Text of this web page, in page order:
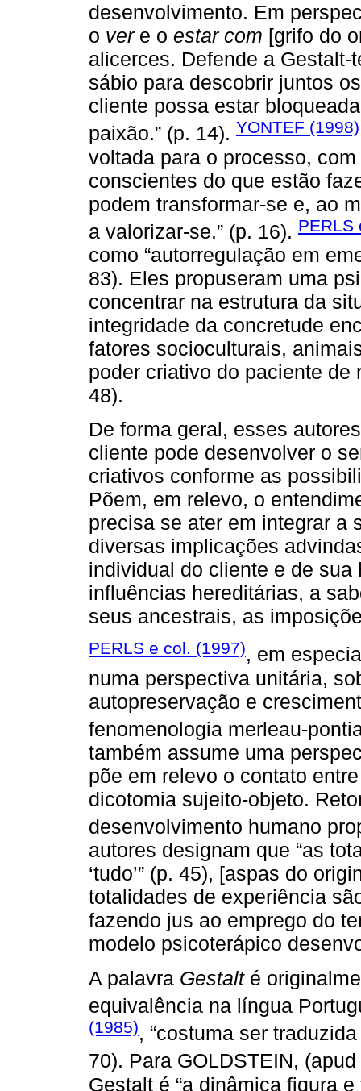
desenvolvimento. Em
o vere o estar com [grifo do
alicerces. Defende a Gestalt-
sábio para descobrir juntos
cliente possa estar
paixão.” (p. 14). YONTEF (1998)
voltada para o processo,
conscientes do que estão
podem transformar-se e, ao
a valorizar-se.” (p. 16). PERLS
como “autorregulação em
83). Eles propuseram uma
concentrar na estrutura da
integridade da concretude
fatores socioculturais,
poder criativo do paciente de
48).
De forma geral, esses
cliente pode desenvolver o
criativos conforme as
Põem, em relevo, o
precisa se ater em integrar a
diversas implicações
individual do cliente e de
influências hereditárias, a
seus ancestrais, as
PERLS e col. (1997), em
numa perspectiva unitária,
autopreservação e
fenomenologia merleau-
também assume uma
põe em relevo o contato
dicotomia sujeito-objeto.
desenvolvimento humano
autores designam que “as
‘tudo’” (p. 45), [aspas do
totalidades de experiência
fazendo jus ao emprego do
modelo psicoterápico
A palavra Gestalté
equivalência na língua
(1985), “costuma ser
70). Para GOLDSTEIN, (apud
Gestalt é “a dinâmica figura